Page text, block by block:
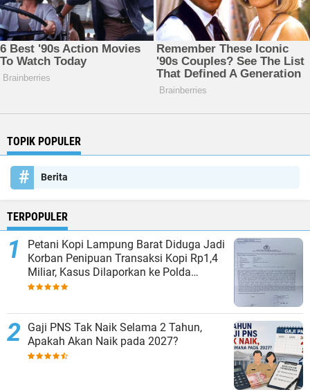
TOPIK POPULER
Berita
TERPOPULER
Petani Kopi Lampung Barat Diduga Jadi
Korban Penipuan Transaksi Kopi Rp1,4
Miliar, Kasus Dilaporkan ke Polda
Lampung
Gaji PNS Tak Naik Selama 2 Tahun,
Apakah Akan Naik pada 2027?